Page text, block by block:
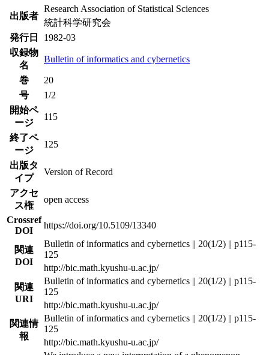
出版者
Research Association of Statistical Sciences
統計科学研究会
発行日
1982-03
収録物
名
Bulletin of informatics and cybernetics
巻
20
号
1/2
開始ペ
ージ
115
終了ペ
ージ
125
出版タ
イプ
Version of Record
アクセ
ス権
open access
Crossref
DOI
https://doi.org/10.5109/13340
関連
DOI
Bulletin of informatics and cybernetics || 20(1/2) || p115-
125
http://bic.math.kyushu-u.ac.jp/
関連
URI
Bulletin of informatics and cybernetics || 20(1/2) || p115-
125
http://bic.math.kyushu-u.ac.jp/
関連情
報
Bulletin of informatics and cybernetics || 20(1/2) || p115-
125
http://bic.math.kyushu-u.ac.jp/